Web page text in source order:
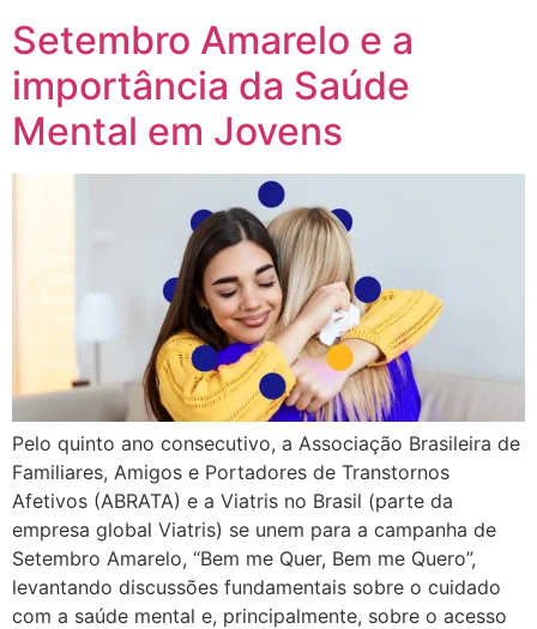
Setembro Amarelo e a
importância da Saúde
Mental em Jovens
Pelo quinto ano consecutivo, a Associação Brasileira de
Familiares, Amigos e Portadores de Transtornos
Afetivos (ABRATA) e a Viatris no Brasil (parte da
empresa global Viatris) se unem para a campanha de
Setembro Amarelo, “Bem me Quer, Bem me Quero”,
levantando discussões fundamentais sobre o cuidado
com a saúde mental e, principalmente, sobre o acesso